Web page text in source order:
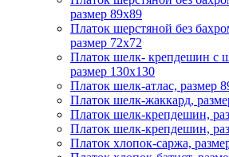
размер 89х89
Платок шерстяной без
размер 72х72
Платок шелк- крепдешин с
размер 130х130
Платок шелк-атлас, размер
Платок шелк-жаккард,
Платок шелк-крепдешин,
Платок шелк-крепдешин,
Платок хлопок-саржа,